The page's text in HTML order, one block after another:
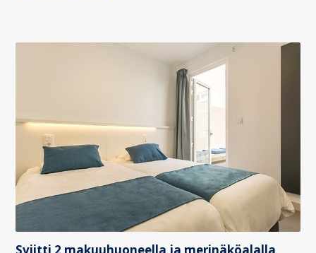
Sviitti 2 makuuhuoneella ja merinäköalalla